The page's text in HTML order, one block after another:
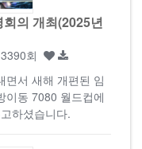
의 개최(2025년
회
서 새해 개편된 임
이동 7080 월드컵에
하셨습니다.